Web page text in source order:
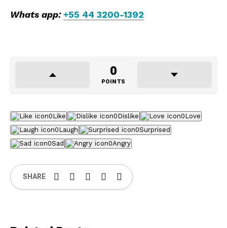
Whats app:+55 44 3200-1392
0
POINTS
0Like 0Dislike 0Love
0Laugh 0Surprised
0Sad 0Angry
SHARE